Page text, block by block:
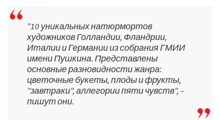
"10 уникальных натюрмортов
художников Голландии, Фландрии,
Италии и Германии из собрания ГМИИ
имени Пушкина. Представлены
основные разновидности жанра:
цветочные букеты, плоды и фрукты,
"завтраки", аллегории пяти чувств", –
пишут они.